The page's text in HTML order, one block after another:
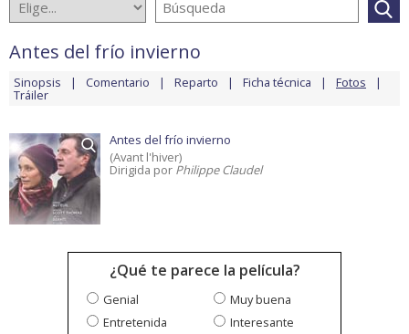
Antes del frío invierno
Sinopsis Comentario Reparto Ficha técnica Fotos
Tráiler
Antes del frío invierno
(Avant l'hiver)
Dirigida por Philippe Claudel
¿Qué te parece la película?
Genial
Muy buena
Entretenida
Interesante